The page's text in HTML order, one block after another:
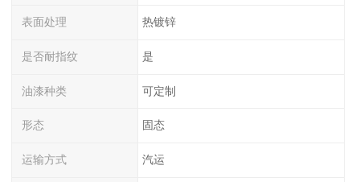
表面处理 热镀锌
是否耐指纹 是
油漆种类 可定制
形态 固态
运输方式 汽运